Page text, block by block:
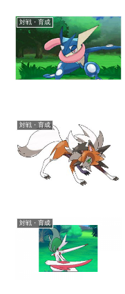
対戦・育成
対戦・育成
対戦・育成